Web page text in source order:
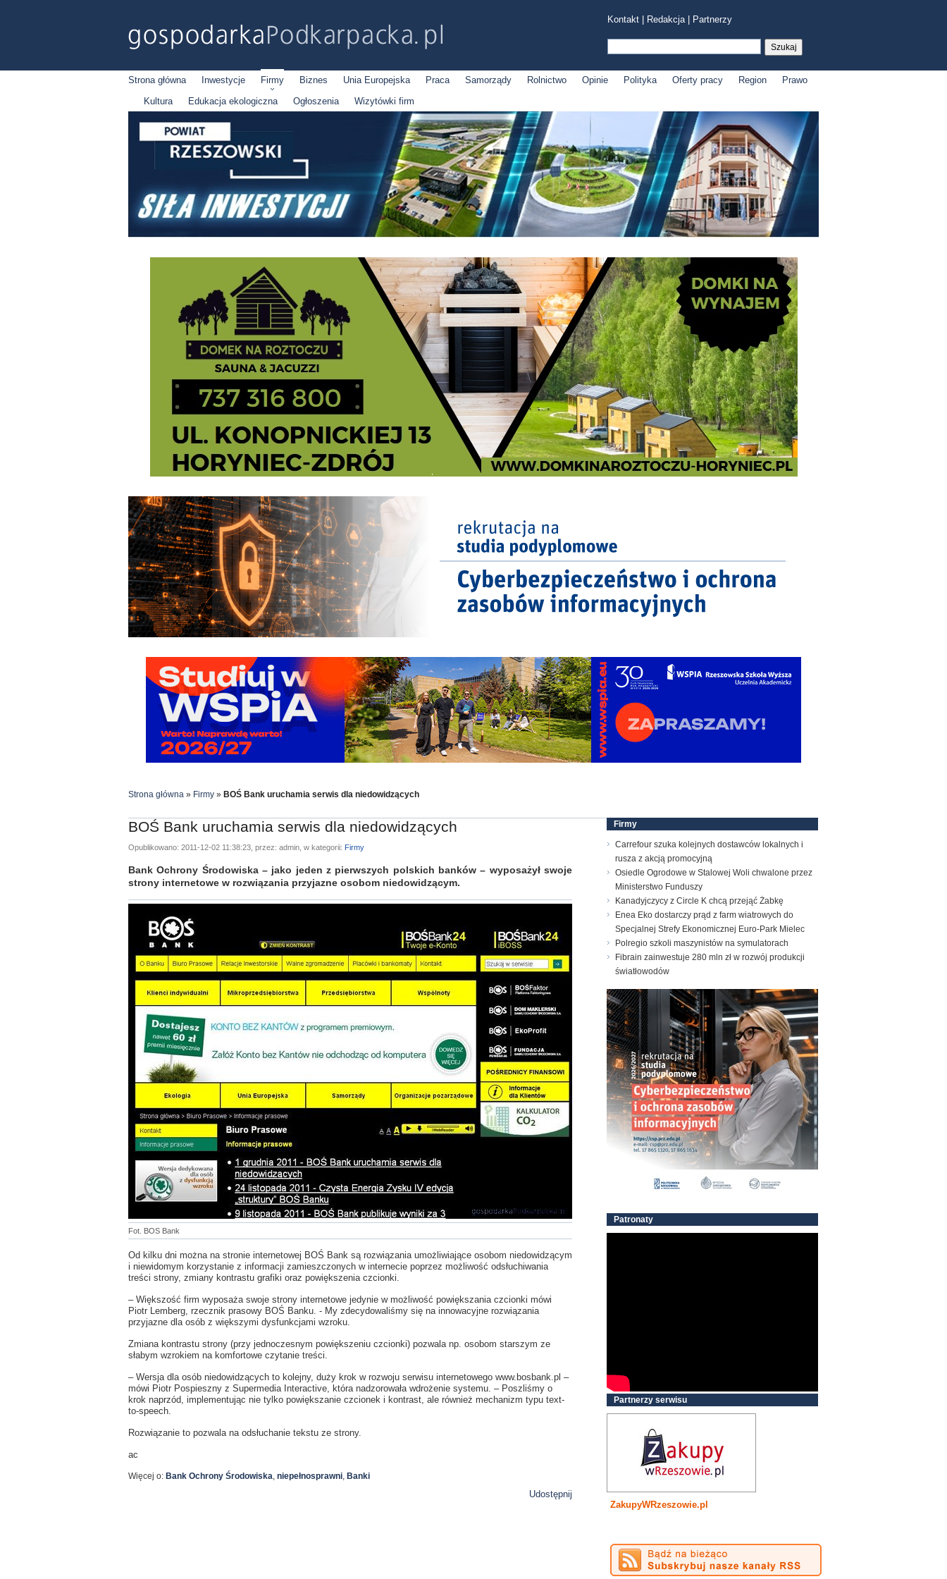
Kontakt Redakcja| Partnerzy
Strona główna Inwestycje Firmy Biznes Unia Europejska Praca Samorządy Rolnictwo Opinie Polityka Oferty pracy Region
Prawo
Kultura
Edukacja ekologiczna Ogłoszenia Wizytówki firm
Strona główna » Firmy » BOŚ Bank uruchamia serwis dla niedowidzących
BOŚ Bank uruchamia serwis dla niedowidzących
Opublikowano: 2011-12-02 11:38:23, przez: admin, w kategorii: Firmy
Bank Ochrony Środowiska – jako jeden z pierwszych polskich banków – wyposażył swoje
strony internetowe w rozwiązania przyjazne osobom niedowidzącym.
Fot. BOS Bank
Od kilku dni można na stronie internetowej BOŚ Bank są rozwiązania umożliwiające osobom niedowidzącym
i niewidomym korzystanie z informacji zamieszczonych w internecie poprzez możliwość odsłuchiwania
treści strony, zmiany kontrastu grafiki oraz powiększenia czcionki.
– Większość firm wyposaża swoje strony internetowe jedynie w możliwość powiększania czcionki mówi
Piotr Lemberg, rzecznik prasowy BOŚ Banku. - My zdecydowaliśmy się na innowacyjne rozwiązania
przyjazne dla osób z większymi dysfunkcjami wzroku.
Zmiana kontrastu strony (przy jednoczesnym powiększeniu czcionki) pozwala np. osobom starszym ze
słabym wzrokiem na komfortowe czytanie treści.
– Wersja dla osób niedowidzących to kolejny, duży krok w rozwoju serwisu internetowego www.bosbank.pl –
mówi Piotr Pospieszny z Supermedia Interactive, która nadzorowała wdrożenie systemu. – Poszliśmy o
krok naprzód, implementując nie tylko powiększanie czcionek i kontrast, ale również mechanizm typu text-
to-speech.
Rozwiązanie to pozwala na odsłuchanie tekstu ze strony.
ac
Więcej o: Bank Ochrony Środowiska, niepełnosprawni, Banki
Udostępnij
Firmy
Carrefour szuka kolejnych dostawców lokalnych i
rusza z akcją promocyjną
Osiedle Ogrodowe w Stalowej Woli chwalone przez
Ministerstwo Funduszy
Kanadyjczycy z Circle K chcą przejąć Żabkę
Enea Eko dostarczy prąd z farm wiatrowych do
Specjalnej Strefy Ekonomicznej Euro-Park Mielec
Polregio szkoli maszynistów na symulatorach
Fibrain zainwestuje 280 mln zł w rozwój produkcji
światłowodów
Patronaty
Partnerzy serwisu
ZakupyWRzeszowie.pl